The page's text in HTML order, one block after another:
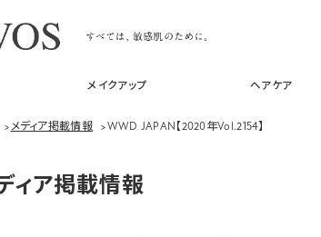
メイクアップ ヘアケア
>メディア掲載情報 >WWD JAPAN【2020年Vol.2154】
ィア掲載情報